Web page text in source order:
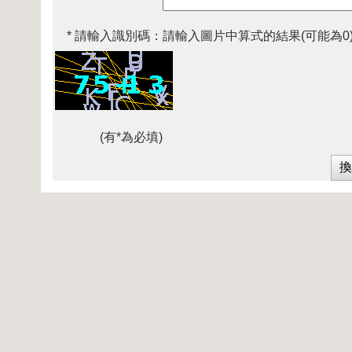
* 請輸入識別碼： 請輸入圖片中算式的結果(可能為
(有*為必填)